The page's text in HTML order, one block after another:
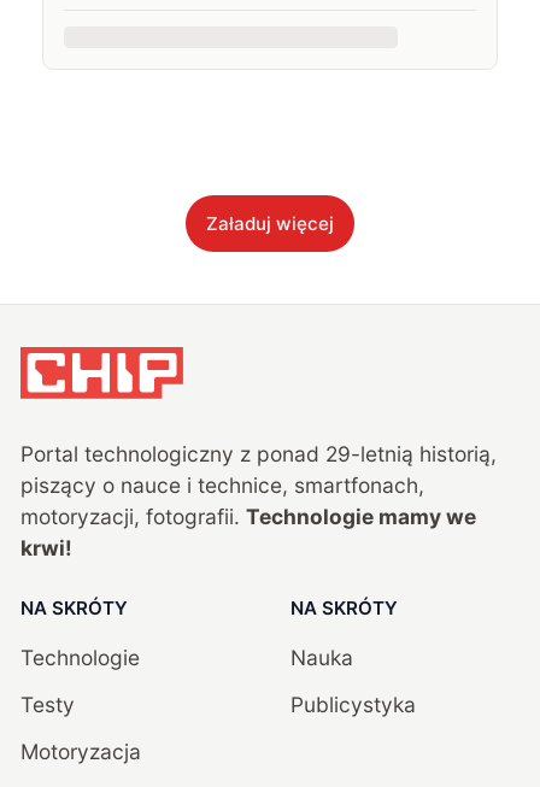
Załaduj więcej
Portal technologiczny z ponad 29-letnią historią,
piszący o nauce i technice, smartfonach,
motoryzacji, fotografii. Technologie mamy we
krwi!
NA SKRÓTY
Technologie
Testy
Motoryzacja
NA SKRÓTY
Nauka
Publicystyka